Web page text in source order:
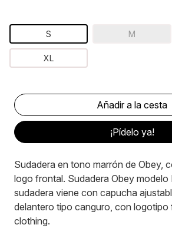
S M
XL
¡Pídelo ya!
Sudadera en tono marrón de Obey,
logo frontal. Sudadera Obey modelo
sudadera viene con capucha
delantero tipo canguro, con
clothing.